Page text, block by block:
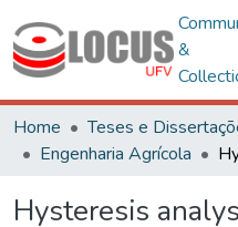
&
Home Teses e
Engenharia Agrícola
Hysteresis